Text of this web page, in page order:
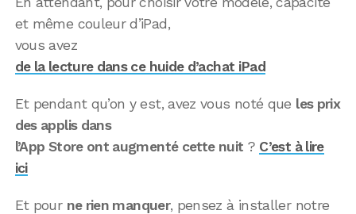
et même couleur d’iPad,
vous avez
de la lecture dans ce huide d’achat iPad
Et pendant qu’on y est, avez vous noté que les prix
des applis dans
l’App Store ont augmenté cette nuit ? C’est à lire
ici
Et pour ne rien manquer, pensez à installer notre